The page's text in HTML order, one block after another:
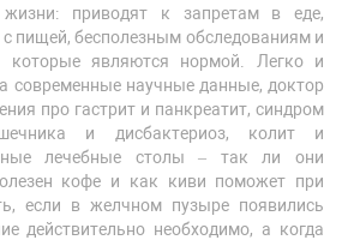
приводят к запретам в еде,
пищей, бесполезным обследованиям и
которые являются нормой. Легко и
современные научные данные, доктор
про гастрит и панкреатит, синдром
и дисбактериоз, колит и
лечебные столы – так ли они
кофе и как киви поможет при
если в желчном пузыре появились
действительно необходимо, а когда